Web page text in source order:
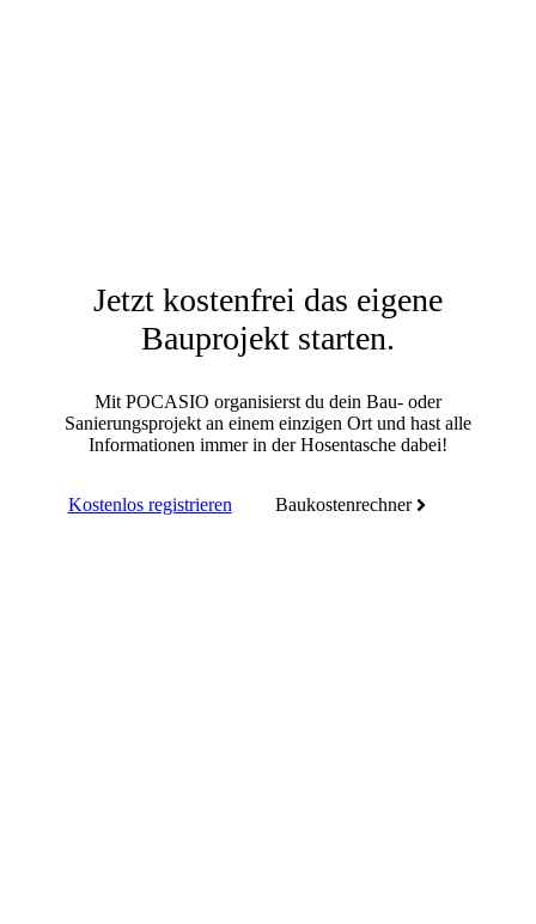
Jetzt kostenfrei das eigene
Bauprojekt starten.
Mit POCASIO organisierst du dein Bau- oder
Sanierungsprojekt an einem einzigen Ort und hast alle
Informationen immer in der Hosentasche dabei!
Kostenlos registrieren Baukostenrechner